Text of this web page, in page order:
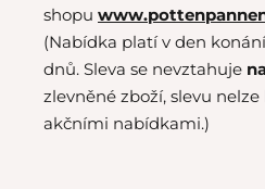
shopu
(Nabídka platí v den
dnů. Sleva se nevztahuje
zlevněné zboží, slevu
akčními nabídkami.)